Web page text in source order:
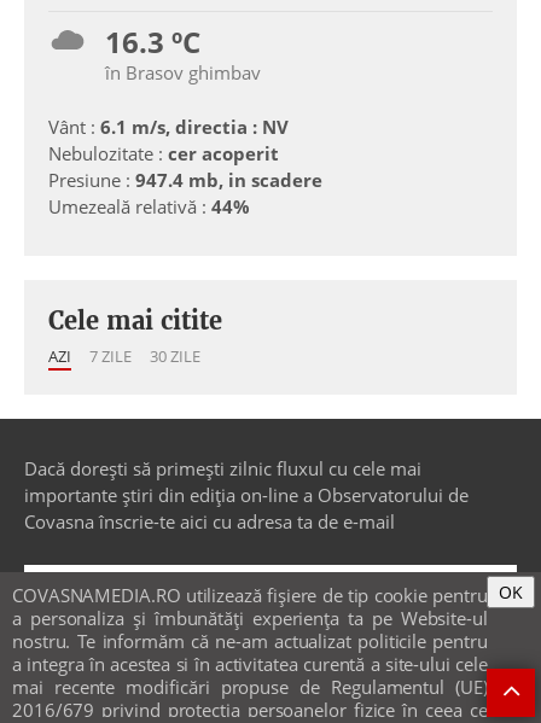
16.3 ºC
în Brasov ghimbav
Vânt : 6.1 m/s, directia : NV
Nebulozitate : cer acoperit
Presiune : 947.4 mb, in scadere
Umezeală relativă : 44%
Cele mai citite
AZI 7 ZILE 30 ZILE
Dacă dorești să primești zilnic fluxul cu cele mai
importante știri din ediția on-line a Observatorului de
Covasna înscrie-te aici cu adresa ta de e-mail
ACTUALITATE
COVASNAMEDIA.RO utilizează fişiere de tip cookie pentru
a personaliza și îmbunătăți experiența ta pe Website-ul
nostru. Te informăm că ne-am actualizat politicile pentru
a integra în acestea si în activitatea curentă a site-ului cele
mai recente modificări propuse de Regulamentul (UE)
2016/679 privind protecția persoanelor fizice în ceea ce
OK